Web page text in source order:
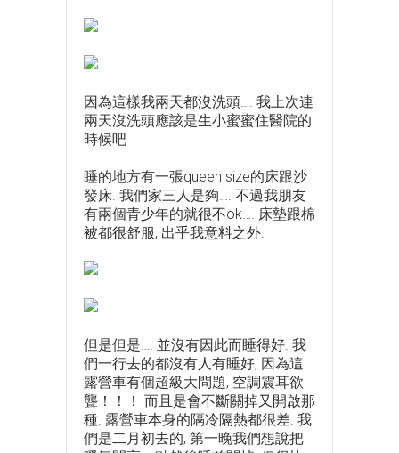
因為這樣我兩天都沒洗頭…. 我上次連
兩天沒洗頭應該是生小蜜蜜住醫院的
時候吧
睡的地方有一張queen size的床跟沙
發床. 我們家三人是夠…. 不過我朋友
有兩個青少年的就很不ok…. 床墊跟棉
被都很舒服, 出乎我意料之外.
但是但是…. 並沒有因此而睡得好. 我
們一行去的都沒有人有睡好, 因為這
露營車有個超級大問題, 空調震耳欲
聾！！！ 而且是會不斷關掉又開啟那
種. 露營車本身的隔冷隔熱都很差. 我
們是二月初去的, 第一晚我們想說把